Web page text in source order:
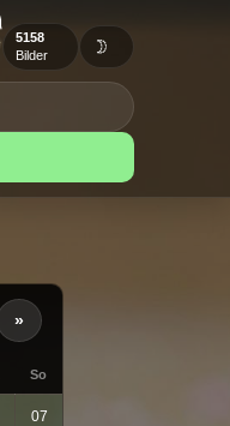
5158
Bilder
🌙
»
So
07